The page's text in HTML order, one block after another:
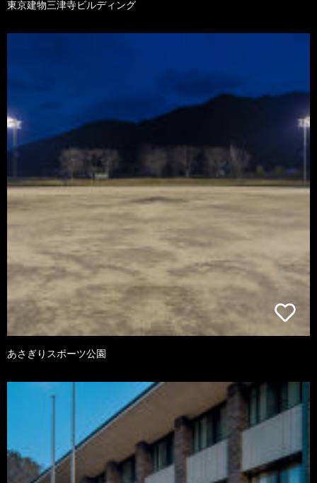
東京建物三津寺ビルディング
あさぎりスポーツ公園